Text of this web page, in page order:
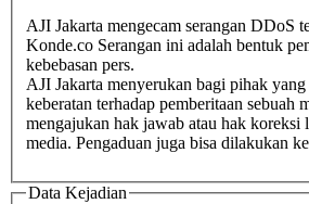
AJI Jakarta mengecam serangan DDoS
Konde.co Serangan ini adalah bentuk
kebebasan pers.
AJI Jakarta menyerukan bagi pihak
keberatan terhadap pemberitaan sebuah
mengajukan hak jawab atau hak koreksi
media. Pengaduan juga bisa dilakukan
Data Kejadian